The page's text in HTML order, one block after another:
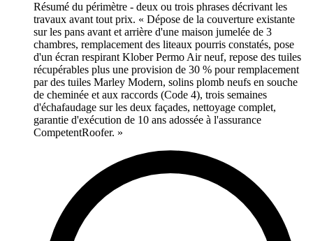
Résumé du périmètre - deux ou trois phrases décrivant les
travaux avant tout prix. « Dépose de la couverture existante
sur les pans avant et arrière d'une maison jumelée de 3
chambres, remplacement des liteaux pourris constatés, pose
d'un écran respirant Klober Permo Air neuf, repose des tuiles
récupérables plus une provision de 30 % pour remplacement
par des tuiles Marley Modern, solins plomb neufs en souche
de cheminée et aux raccords (Code 4), trois semaines
d'échafaudage sur les deux façades, nettoyage complet,
garantie d'exécution de 10 ans adossée à l'assurance
CompetentRoofer. »